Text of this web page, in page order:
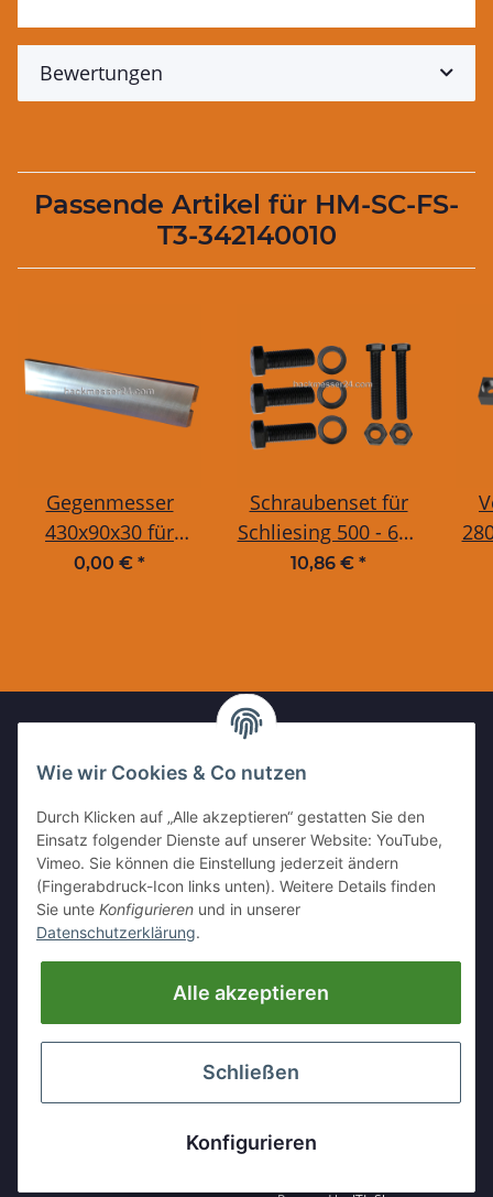
Bewertungen
Passende Artikel für HM-SC-FS-
T3-342140010
Gegenmesser
430x90x30 für
Schliesing 500, 550,
0,00 € *
Schraubenset für
Schliesing 500 - 660
Hackmesser
10,86 € *
IHR KONTAKT ZU UNS
Kleinewefersstr. 1
47803 Krefeld
Tel:+49 (0)2151 5372253
Mobil:+49 (0)157 30656681
E-Mai:info@hackmesser24.de
INFORMATIONEN
GESETZLICHE INFORMATIONEN
* Alle Preise zzgl. gesetzlicher USt., zzgl.
Wie wir Cookies & Co nutzen
Durch Klicken auf „Alle akzeptieren“ gestatten Sie den
Einsatz folgender Dienste auf unserer Website: YouTube,
Vimeo. Sie können die Einstellung jederzeit ändern
(Fingerabdruck-Icon links unten). Weitere Details finden
Sie unte Konfigurieren und in unserer
Datenschutzerklärung.
Alle akzeptieren
Schließen
Konfigurieren